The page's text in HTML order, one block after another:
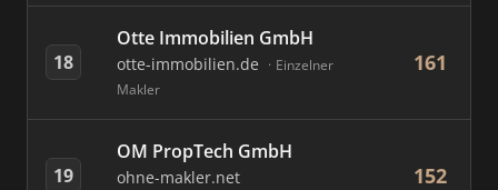
18
Otte Immobilien GmbH
otte-immobilien.de
Einzelner
Makler
161
19
OM PropTech GmbH
ohne-makler.net 152